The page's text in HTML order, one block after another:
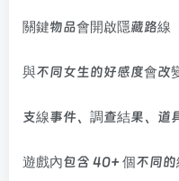
關鍵物品會開啟隱藏路線
與不同女生的好感度會改
支線事件、調查結果、
遊戲內包含 40+ 個不同